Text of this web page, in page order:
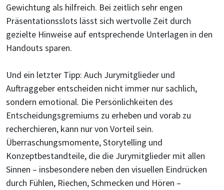
Gewichtung als hilfreich. Bei zeitlich sehr engen
Präsentationsslots lässt sich wertvolle Zeit durch
gezielte Hinweise auf entsprechende Unterlagen in den
Handouts sparen.
Und ein letzter Tipp: Auch Jurymitglieder und
Auftraggeber entscheiden nicht immer nur sachlich,
sondern emotional. Die Persönlichkeiten des
Entscheidungsgremiums zu erheben und vorab zu
recherchieren, kann nur von Vorteil sein.
Überraschungsmomente, Storytelling und
Konzeptbestandteile, die die Jurymitglieder mit allen
Sinnen – insbesondere neben den visuellen Eindrücken
durch Fühlen, Riechen, Schmecken und Hören –